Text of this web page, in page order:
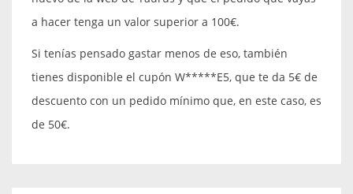
a hacer tenga un valor superior a 100€.
Si tenías pensado gastar menos de eso, también
tienes disponible el cupón W*****E5, que te da 5€ de
descuento con un pedido mínimo que, en este caso, es
de 50€.